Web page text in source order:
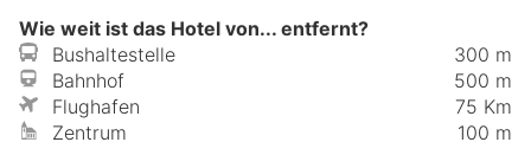
Wie weit ist das Hotel von... entfernt?
Bushaltestelle
300 m
Bahnhof
500 m
Flughafen
75 Km
Zentrum
100 m